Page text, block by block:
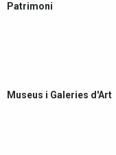
Patrimoni
Museus i Galeries d'Art